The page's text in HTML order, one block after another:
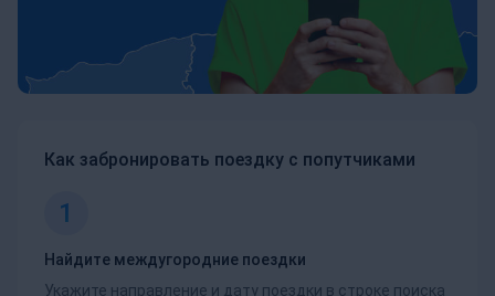
Как забронировать поездку с попутчиками
1
Найдите междугородние поездки
Укажите направление и дату поездки в строке поиска